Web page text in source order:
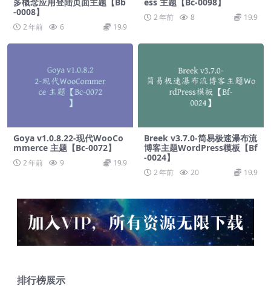
-0008】
2 年前 6 19.9
2 年前 8 19.9
Goya v1.0.8.22-现代WooCo
mmerce 主题【Bc-0072】
2 年前 9 19.9
Breek v3.7.0-简易极速瀑布流
博客主题WordPress模板【Bf
-0024】
2 年前 20 19.9
排行榜展示